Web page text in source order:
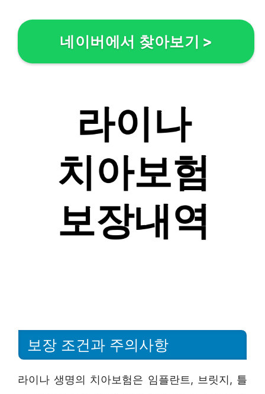
네이버에서 찾아보기 >
보장 조건과 주의사항
라이나 생명의 치아보험은 임플란트, 브릿지, 틀